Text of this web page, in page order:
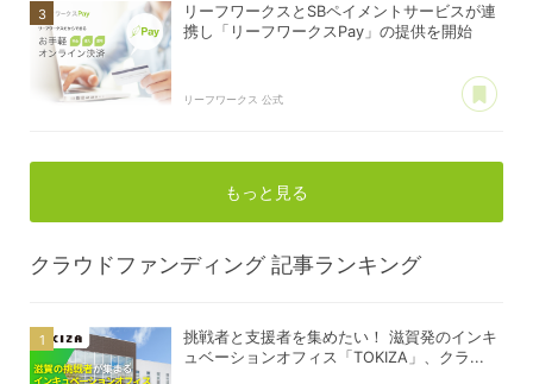
リーフワークスとSBペイメントサービスが連
携し「リーフワークスPay」の提供を開始
リーフワークス 公式
もっと見る
クラウドファンディング 記事ランキング
挑戦者と支援者を集めたい！ 滋賀発のインキ
ュベーションオフィス「TOKIZA」、クラ...